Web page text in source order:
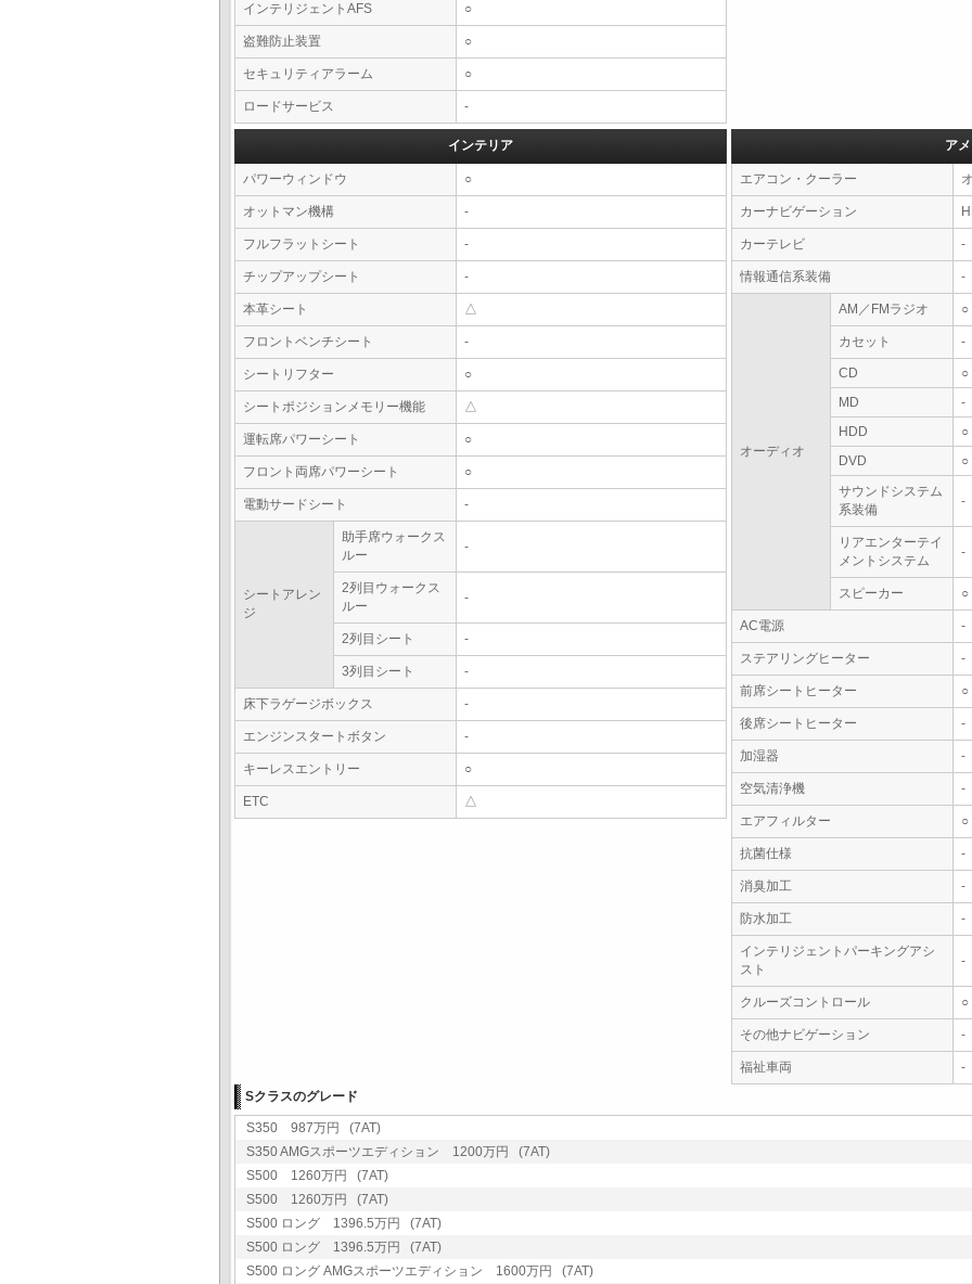
インテリジェントAFS ○
盗難防止装置 ○
セキュリティアラーム ○
ロードサービス -
インテリア
パワーウィンドウ ○
オットマン機構 -
フルフラットシート -
チップアップシート -
本革シート △
フロントベンチシート -
シートリフター ○
シートポジションメモリー機能 △
運転席パワーシート ○
フロント両席パワーシート ○
電動サードシート -
シートアレン
ジ
助手席ウォークス
ルー
-
2列目ウォークス
ルー
-
2列目シート -
3列目シート -
床下ラゲージボックス -
エンジンスタートボタン -
キーレスエントリー ○
ETC △
ア
エアコン・クーラー
カーナビゲーション
カーテレビ -
情報通信系装備 -
オーディオ
AM／FMラジオ ○
カセット -
CD
○
MD
-
HDD
○
DVD
○
サウンドシステム
系装備
-
リアエンターテイ
メントシステム
-
スピーカー ○
AC電源 -
ステアリングヒーター -
前席シートヒーター ○
後席シートヒーター -
加湿器 -
空気清浄機 -
エアフィルター ○
抗菌仕様 -
消臭加工 -
防水加工 -
インテリジェントパーキングアシ
スト
-
クルーズコントロール ○
その他ナビゲーション -
福祉車両
-
Sクラスのグレード
S350 987万円 (7AT)
S350 AMGスポーツエディション 1200万円 (7AT)
S500 1260万円 (7AT)
S500 1260万円 (7AT)
S500 ロング 1396.5万円 (7AT)
S500 ロング 1396.5万円 (7AT)
S500 ロング AMGスポーツエディション 1600万円 (7AT)